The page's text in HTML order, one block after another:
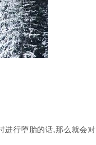
进行堕胎的话,那么就会对